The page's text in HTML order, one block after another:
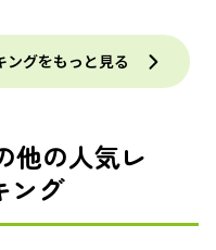
ングをもっと見る
他の人気レ
ング